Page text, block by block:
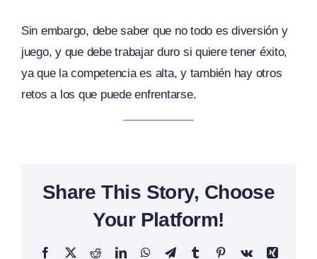
Sin embargo, debe saber que no todo es diversión y
juego, y que debe trabajar duro si quiere tener éxito,
ya que la competencia es alta, y también hay otros
retos a los que puede enfrentarse.
Share This Story, Choose
Your Platform!
Facebook
X RedditLinkedInWhatsApp
TelegramTumblrPinterestVk
Xing